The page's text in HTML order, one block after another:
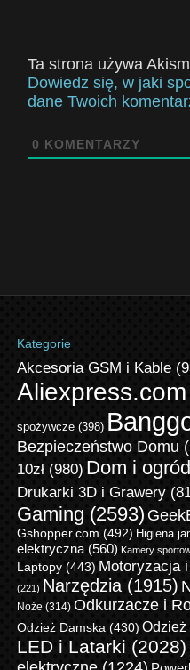
Ta strona używa
Dowiedz się, w jaki
dane Twoich
0 KOMENTARZY
Kategorie
Akcesoria GSM i Kable
Aliexpress.com
spożywcze(398)
Bezpieczeństwo Domu
10zł(980) Dom i ogród
Drukarki 3D i Grawery
Gaming (2593)
Gshopper.com (492) Higiena
elektryczna(560) Kamery
Laptopy(443) Motoryzacja
(221) Narzędzia(1915)
Noże (314) Odkurzacze i
Odzież Damska(430) Odzież
LED i Latarki (2028)